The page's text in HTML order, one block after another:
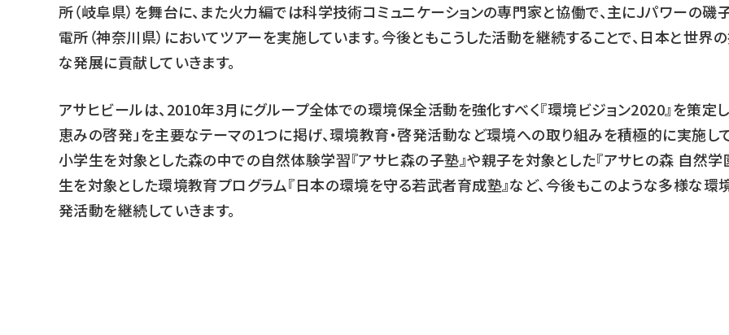
所（岐阜県）を舞台に、また火力編では科学技術コミュニケーションの専門家と協働で、主にＪパワーの磯
電所（神奈川県）においてツアーを実施しています。今後ともこうした活動を継続することで、日本と世界
な発展に貢献していきます。
アサヒビールは、2010年3月にグループ全体での環境保全活動を強化すべく『環境ビジョン2020』を策定し
恵みの啓発」を主要なテーマの1つに掲げ、環境教育・啓発活動など環境への取り組みを積極的に実施し
小学生を対象とした森の中での自然体験学習『アサヒ森の子塾』や親子を対象とした『アサヒの森 自然学
生を対象とした環境教育プログラム『日本の環境を守る若武者育成塾』など、今後もこのような多様な環
発活動を継続していきます。